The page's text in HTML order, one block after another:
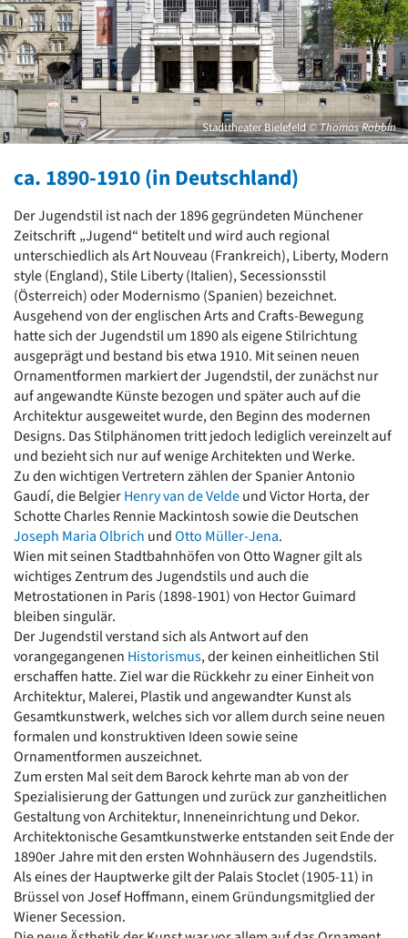
David Chipperfield
Harald Deilmann
Gottfried Böhm
Schneider von Esleben
Peter Behrens
Auszeichnung vorbildlicher Bauten NRW 2020
Big Beautiful Buildings (Großbauten der Nachkriegszeit)
Gesamtübersicht...
Postmoderne
1950er-70er Jahre
Moderne
Reformarchitektur
Jugendstil
Historismus
Klassizismus
Barock
Renaissance
Gotik
Romanik
Vorromanik
Römische Antike
Über uns
Über baukunst-nrw
Fachbeirat
Freunde & Förderer
Kontakt
Impressum
Datenschutz
Suchbegriff eingeben
Stadttheater Bielefeld© Thomas Robbin
ca. 1890-1910 (in Deutschland)
Der Jugendstil ist nach der 1896 gegründeten Münchener
Zeitschrift „Jugend“ betitelt und wird auch regional
unterschiedlich als Art Nouveau (Frankreich), Liberty, Modern
style (England), Stile Liberty (Italien), Secessionsstil
(Österreich) oder Modernismo (Spanien) bezeichnet.
Ausgehend von der englischen Arts and Crafts-Bewegung
hatte sich der Jugendstil um 1890 als eigene Stilrichtung
ausgeprägt und bestand bis etwa 1910. Mit seinen neuen
Ornamentformen markiert der Jugendstil, der zunächst nur
auf angewandte Künste bezogen und später auch auf die
Architektur ausgeweitet wurde, den Beginn des modernen
Designs. Das Stilphänomen tritt jedoch lediglich vereinzelt auf
und bezieht sich nur auf wenige Architekten und Werke.
Zu den wichtigen Vertretern zählen der Spanier Antonio
Gaudí, die BelgierHenry van de Veldeund Victor Horta, der
Schotte Charles Rennie Mackintosh sowie die Deutschen
Joseph Maria Olbrich undOtto Müller-Jena.
Wien mit seinen Stadtbahnhöfen von Otto Wagner gilt als
wichtiges Zentrum des Jugendstils und auch die
Metrostationen in Paris (1898-1901) von Hector Guimard
bleiben singulär.
Der Jugendstil verstand sich als Antwort auf den
vorangegangenen Historismus, der keinen einheitlichen Stil
erschaffen hatte. Ziel war die Rückkehr zu einer Einheit von
Architektur, Malerei, Plastik und angewandter Kunst als
Gesamtkunstwerk, welches sich vor allem durch seine neuen
formalen und konstruktiven Ideen sowie seine
Ornamentformen auszeichnet.
Zum ersten Mal seit dem Barock kehrte man ab von der
Spezialisierung der Gattungen und zurück zur ganzheitlichen
Gestaltung von Architektur, Inneneinrichtung und Dekor.
Architektonische Gesamtkunstwerke entstanden seit Ende der
1890er Jahre mit den ersten Wohnhäusern des Jugendstils.
Als eines der Hauptwerke gilt der Palais Stoclet (1905-11) in
Brüssel von Josef Hoffmann, einem Gründungsmitglied der
Wiener Secession.